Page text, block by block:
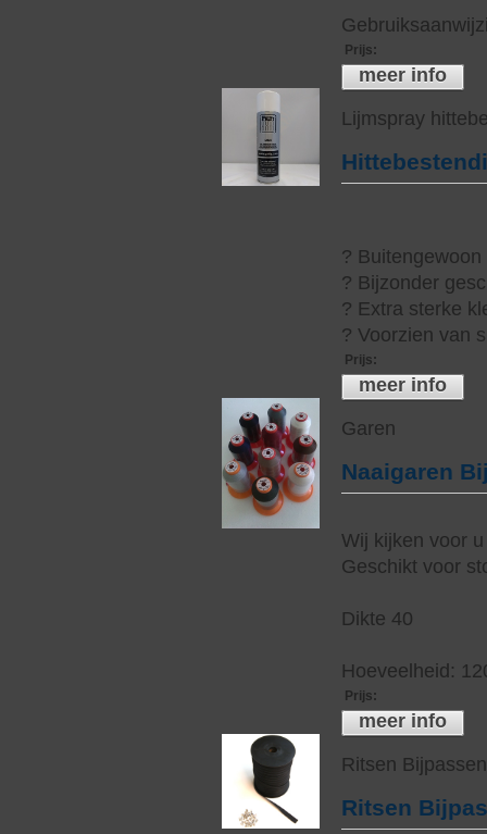
Prijs:
meer info
Lijmspray
?
? Bijzonder
? Extra sterke
? Voorzien van
Prijs:
meer info
Garen
Naaigaren
Wij kijken voor
Geschikt voor
Dikte 40
Hoeveelheid:
Prijs:
meer info
Ritsen
Ritsen